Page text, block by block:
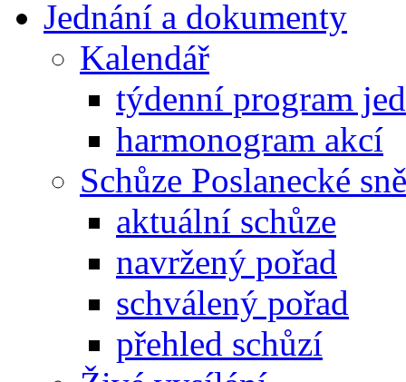
Jednání a dokumenty
Kalendář
týdenní program
harmonogram akcí
Schůze Poslanecké
aktuální schůze
navržený pořad
schválený pořad
přehled schůzí